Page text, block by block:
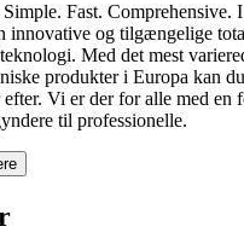
Fast. Comprehensive.
innovative og tilgængelige
Med det mest
produkter i Europa kan
efter. Vi er der for alle med en
til professionelle.